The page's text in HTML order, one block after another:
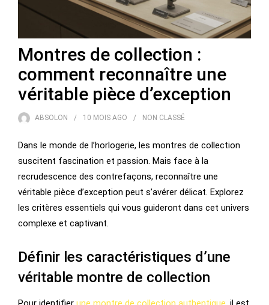
Montres de collection :
comment reconnaître une
véritable pièce d’exception
ABSOLON 10 MOIS AGO NON CLASSÉ
Dans le monde de l’horlogerie, les montres de collection
suscitent fascination et passion. Mais face à la
recrudescence des contrefaçons, reconnaître une
véritable pièce d’exception peut s’avérer délicat. Explorez
les critères essentiels qui vous guideront dans cet univers
complexe et captivant.
Définir les caractéristiques d’une
véritable montre de collection